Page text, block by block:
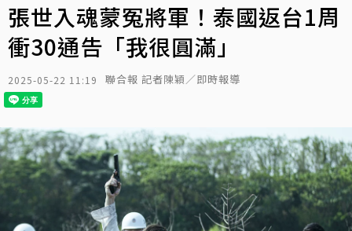
張世入魂蒙冤將軍！泰國返台1周
衝30通告「我很圓滿」
2025-05-22 11:19 聯合報 記者陳穎／即時報導